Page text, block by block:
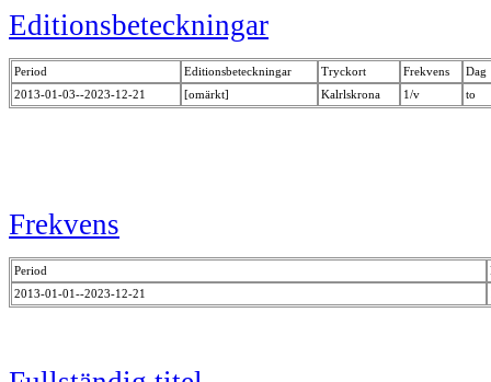
Editionsbeteckningar
Period Editionsbeteckningar Tryckort Frekvens
Dag
2013-01-03--2023-12-21
[omärkt] Kalrlskrona 1/v to
Frekvens
Period
2013-01-01--2023-12-21